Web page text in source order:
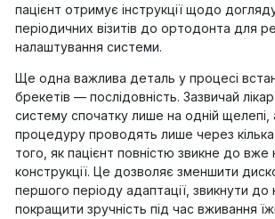
пацієнт отримує інструкції щодо
періодичних візитів до ортодонта для
налаштування системи.
Ще одна важлива деталь у процесі
брекетів — послідовність. Зазвичай
систему спочатку лише на одній щелепі,
процедуру проводять лише через кілька
того, як пацієнт повністю звикне до вже
конструкції. Це дозволяє зменшити
першого періоду адаптації, звикнути до
покращити зручність під час вживання